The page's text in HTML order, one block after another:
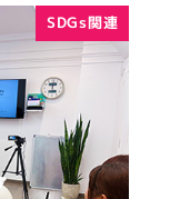
SDGs関連